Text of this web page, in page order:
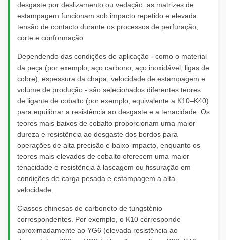
desgaste por deslizamento ou vedação, as matrizes de
estampagem funcionam sob impacto repetido e elevada
tensão de contacto durante os processos de perfuração,
corte e conformação.
Dependendo das condições de aplicação - como o material
da peça (por exemplo, aço carbono, aço inoxidável, ligas de
cobre), espessura da chapa, velocidade de estampagem e
volume de produção - são selecionados diferentes teores
de ligante de cobalto (por exemplo, equivalente a K10–K40)
para equilibrar a resistência ao desgaste e a tenacidade. Os
teores mais baixos de cobalto proporcionam uma maior
dureza e resistência ao desgaste dos bordos para
operações de alta precisão e baixo impacto, enquanto os
teores mais elevados de cobalto oferecem uma maior
tenacidade e resistência à lascagem ou fissuração em
condições de carga pesada e estampagem a alta
velocidade.
Classes chinesas de carboneto de tungsténio
correspondentes. Por exemplo, o K10 corresponde
aproximadamente ao YG6 (elevada resistência ao